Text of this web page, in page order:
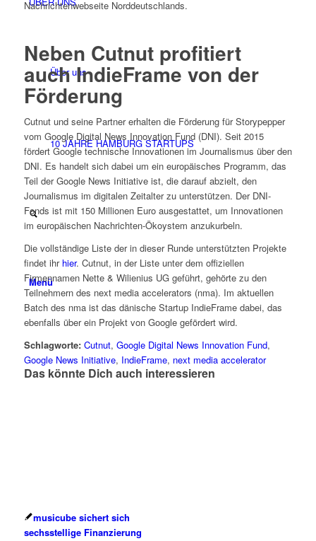
Über uns
10 JAHRE HAMBURG STARTUPS
Menü
Nachrichtenwebseite Norddeutschlands.
Neben Cutnut profitiert
auch IndieFrame von der
Förderung
Cutnut und seine Partner erhalten die Förderung für Storypepper
vom Google Digital News Innovation Fund (DNI). Seit 2015
fördert Google technische Innovationen im Journalismus über den
DNI. Es handelt sich dabei um ein europäisches Programm, das
Teil der Google News Initiative ist, die darauf abzielt, den
Journalismus im digitalen Zeitalter zu unterstützen. Der DNI-
Fonds ist mit 150 Millionen Euro ausgestattet, um Innovationen
im europäischen Nachrichten-Ökoystem anzukurbeln.
Die vollständige Liste der in dieser Runde unterstützten Projekte
findet ihr hier. Cutnut, in der Liste unter dem offiziellen
Firmennamen Nette & Wilienius UG geführt, gehörte zu den
Teilnehmern des next media accelerators (nma). Im aktuellen
Batch des nma ist das dänische Startup IndieFrame dabei, das
ebenfalls über ein Projekt von Google gefördert wird.
Schlagworte: Cutnut, Google Digital News Innovation Fund,
Google News Initiative, IndieFrame, next media accelerator
Das könnte Dich auch interessieren
musicube sichert sich
sechsstellige Finanzierung